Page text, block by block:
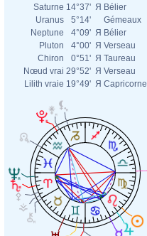
Saturne 14°37' Я Bélier
Uranus
5°14'
Gémeaux
Neptune
4°09' Я Bélier
Pluton
4°00' Я Verseau
Chiron
0°51' Я Taureau
Nœud vrai 29°52' Я Verseau
Lilith vraie 19°49' Я Capricorne